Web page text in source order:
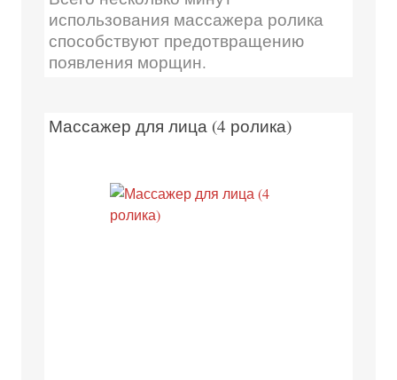
использования массажера ролика
способствуют предотвращению
появления морщин.
Массажер для лица (4 ролика)